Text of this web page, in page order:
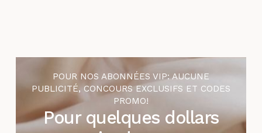
POUR NOS ABONNÉES VIP: AUCUNE
PUBLICITÉ, CONCOURS EXCLUSIFS ET CODES
PROMO!
Pour quelques dollars